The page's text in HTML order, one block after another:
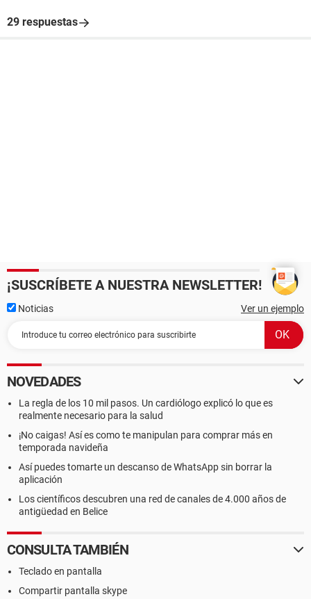
29 respuestas
¡SUSCRÍBETE A NUESTRA NEWSLETTER!
Noticias Ver un ejemplo
NOVEDADES
La regla de los 10 mil pasos. Un cardiólogo explicó lo que es
realmente necesario para la salud
¡No caigas! Así es como te manipulan para comprar más en
temporada navideña
Así puedes tomarte un descanso de WhatsApp sin borrar la
aplicación
Los científicos descubren una red de canales de 4.000 años de
antigüedad en Belice
CONSULTA TAMBIÉN
Teclado en pantalla
Compartir pantalla skype